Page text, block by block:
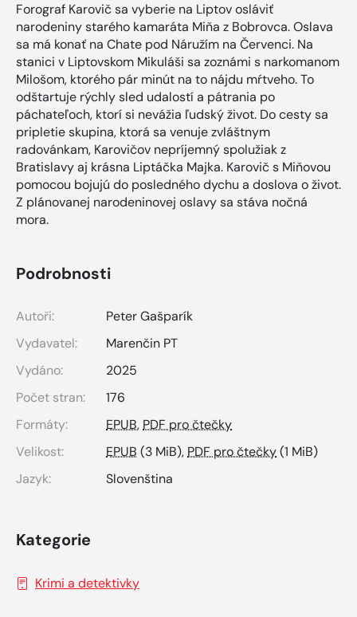
Forograf Karovič sa vyberie na Liptov osláviť
narodeniny starého kamaráta Miňa z Bobrovca. Oslava
sa má konať na Chate pod Náružím na Červenci. Na
stanici v Liptovskom Mikuláši sa zoznámi s narkomanom
Milošom, ktorého pár minút na to nájdu mŕtveho. To
odštartuje rýchly sled udalostí a pátrania po
páchateľoch, ktorí si nevážia ľudský život. Do cesty sa
pripletie skupina, ktorá sa venuje zvláštnym
radovánkam, Karovičov nepríjemný spolužiak z
Bratislavy aj krásna Liptáčka Majka. Karovič s Miňovou
pomocou bojujú do posledného dychu a doslova o život.
Z plánovanej narodeninovej oslavy sa stáva nočná
mora.
Podrobnosti
Autoři:
Peter Gašparík
Vydavatel:
Marenčin PT
Vydáno:
2025
Počet stran:
176
Formáty:
EPUB,PDF pro čtečky
Velikost:
EPUB (3 MiB),PDF pro čtečky(1 MiB)
Jazyk:
Slovenština
Kategorie
Krimi a detektivky